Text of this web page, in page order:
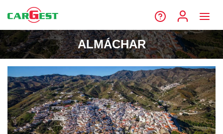
ALMÁCHAR